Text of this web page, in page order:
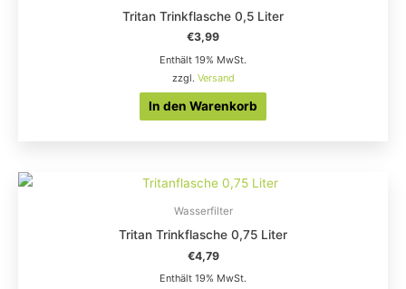
gewählt
Tritan Trinkflasche 0,5 Liter
€3,99
Enthält 19% MwSt.
zzgl. Versand
In den Warenkorb
Wasserfilter
Tritan Trinkflasche 0,75 Liter
€4,79
Enthält 19% MwSt.